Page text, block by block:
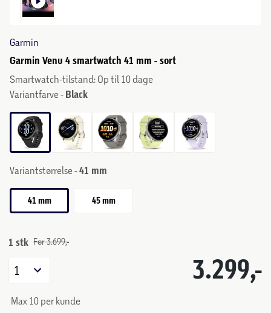
Garmin
Garmin Venu 4 smartwatch 41 mm - sort
Smartwatch-tilstand: Op til 10 dage
Variantfarve - Black
Variantstørrelse -41 mm
41 mm 45 mm
1 stk Før 3.699,-
3.299,-
1
Max 10 per kunde